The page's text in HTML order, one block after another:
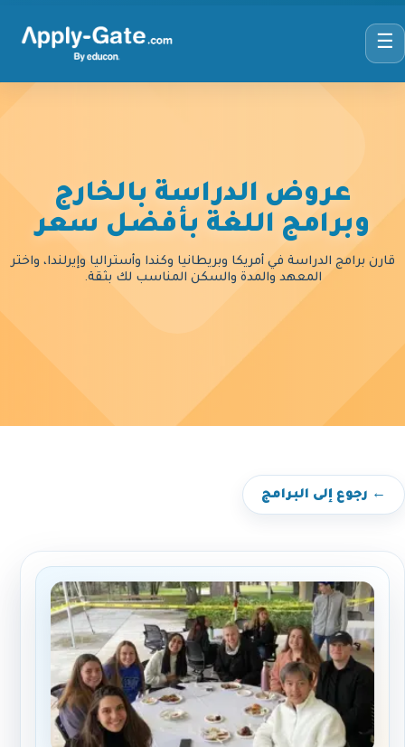
☰
عروض الدراسة بالخارج
وبرامج اللغة بأفضل سعر
قارن برامج الدراسة في أمريكا وبريطانيا وكندا وأستراليا وإيرلندا، واختر
المعهد والمدة والسكن المناسب لك بثقة.
← رجوع إلى البرامج